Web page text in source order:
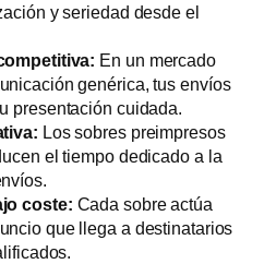
y seriedad desde el
En un mercado
genérica, tus envíos
presentación cuidada.
Los sobres preimpresos
el tiempo dedicado a la
coste: Cada sobre actúa
que llega a destinatarios